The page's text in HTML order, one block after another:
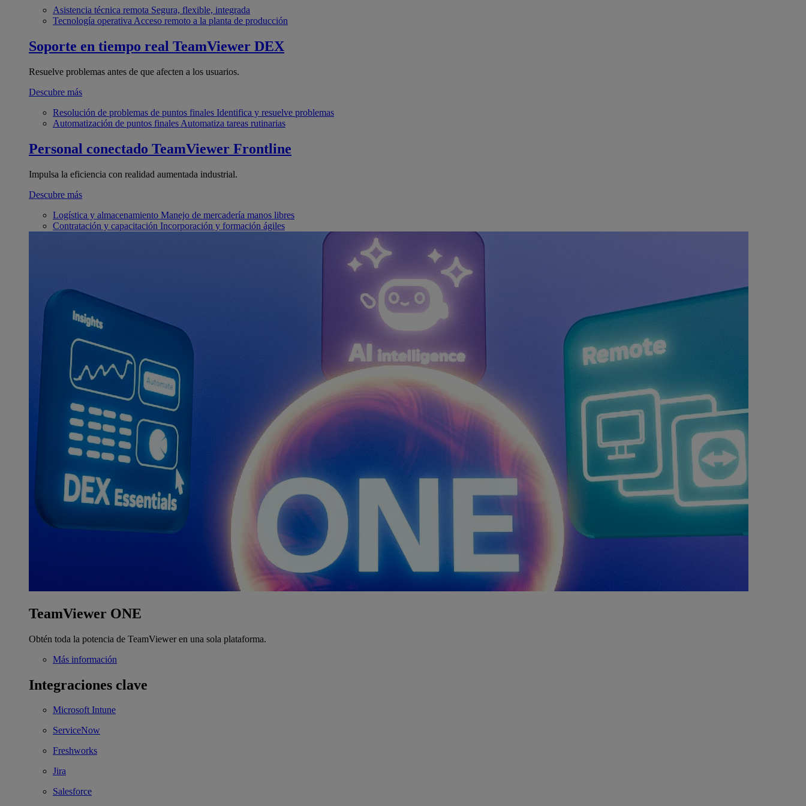
Asistencia técnica remota Segura, flexible, integrada
Tecnología operativa Acceso remoto a la planta de producción
Soporte en tiempo real TeamViewer DEX
Resuelve problemas antes de que afecten a los usuarios.
Descubre más
Resolución de problemas de puntos finales Identifica y resuelve problemas
Automatización de puntos finales Automatiza tareas rutinarias
Personal conectado TeamViewer Frontline
Impulsa la eficiencia con realidad aumentada industrial.
Descubre más
Logística y almacenamiento Manejo de mercadería manos libres
Contratación y capacitación Incorporación y formación ágiles
TeamViewer ONE
Obtén toda la potencia de TeamViewer en una sola plataforma.
Más información
Integraciones clave
Microsoft Intune
ServiceNow
Freshworks
Jira
Salesforce